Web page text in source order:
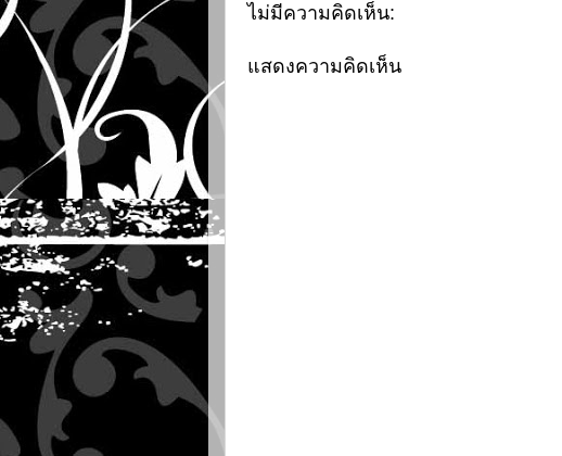
ไม่มีความคิดเห็น:
แสดงความคิดเห็น